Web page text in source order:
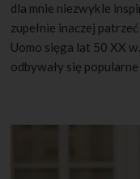
dla mnie niezwykle
zupełnie inaczej
Uomo sięga lat 50 XX
odbywały się